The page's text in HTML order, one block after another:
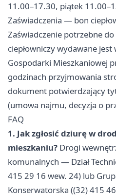
11.00–17.30, piątek
Zaświadczenia — bon
Zaświadczenie potrzebne
ciepłowniczy wydawane jest
Gospodarki Mieszkaniowej
godzinach przyjmowania
dokument potwierdzający
(umowa najmu, decyzja o
FAQ
1. Jak zgłosić dziurę w
mieszkaniu? Drogi
komunalnych — Dział
415 29 16 wew. 24) lub
Konserwatorska ((32) 415